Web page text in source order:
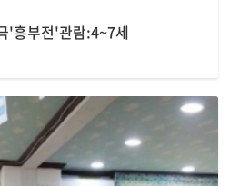
'흥부전'관람:4~7세